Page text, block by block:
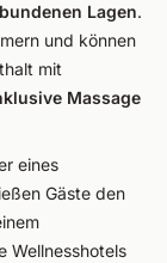
Lagen.
und können
mit
Massage
eines
Gäste den
Wellnesshotels